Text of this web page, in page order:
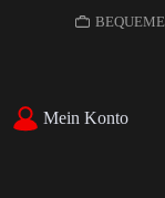
Mein Konto